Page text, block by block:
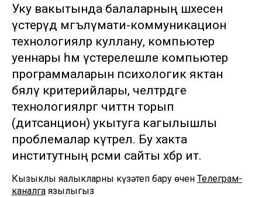
Уку вакытында балаларның шәхесен
үстерүдә мәгълүмати-коммуникацион
технологияләр куллану, компьютер
уеннары һәм үстерелешле компьютер
программаларын психологик яктан
бәяләү критерийлары, челтәрдәге
технологияләргә читтән торып
(дитсанцион) укытуга кагылышлы
проблемалар күтәрелә. Бу хакта
институтның рәсми сайты хәбәр итә.
Кызыклы яңалыкларны күзәтеп бару өчен Телеграм-
каналга язылыгыз